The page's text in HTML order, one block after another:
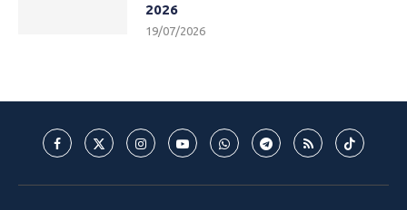
2026
19/07/2026